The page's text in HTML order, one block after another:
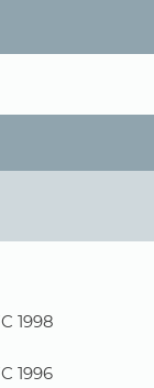
1998
1996